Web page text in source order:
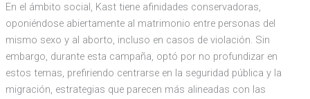
En el ámbito social, Kast tiene afinidades conservadoras,
oponiéndose abiertamente al matrimonio entre personas del
mismo sexo y al aborto, incluso en casos de violación. Sin
embargo, durante esta campaña, optó por no profundizar en
estos temas, prefiriendo centrarse en la seguridad pública y la
migración, estrategias que parecen más alineadas con las